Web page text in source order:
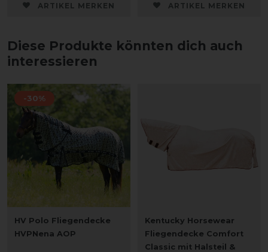
ARTIKEL MERKEN ARTIKEL MERKEN
Diese Produkte könnten dich auch
interessieren
-30%
HV Polo Fliegendecke
HVPNena AOP
Kentucky Horsewear
Fliegendecke Comfort
Classic mit Halsteil &